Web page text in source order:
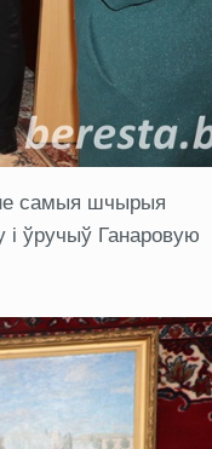
самыя шчырыя
і ўручыў Ганаровую